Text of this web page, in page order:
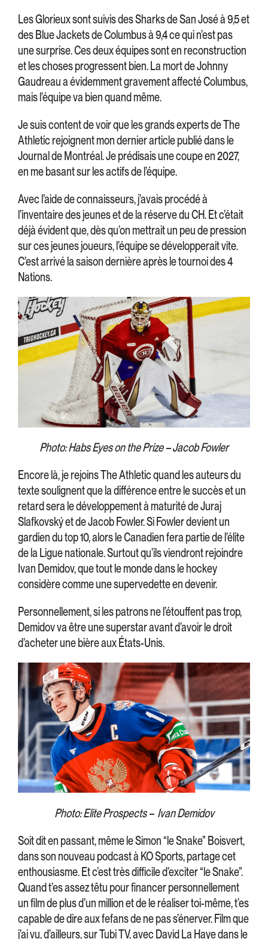
Les Glorieux sont suivis des Sharks de San José à 9,5 et
des Blue Jackets de Columbus à 9,4 ce qui n’est pas
une surprise. Ces deux équipes sont en reconstruction
et les choses progressent bien. La mort de Johnny
Gaudreau a évidemment gravement affecté Columbus,
mais l’équipe va bien quand même.
Je suis content de voir que les grands experts de The
Athletic rejoignent mon dernier article publié dans le
Journal de Montréal. Je prédisais une coupe en 2027,
en me basant sur les actifs de l’équipe.
Avec l’aide de connaisseurs, j’avais procédé à
l’inventaire des jeunes et de la réserve du CH. Et c’était
déjà évident que, dès qu’on mettrait un peu de pression
sur ces jeunes joueurs, l’équipe se développerait vite.
C’est arrivé la saison dernière après le tournoi des 4
Nations.
Photo: Habs Eyes on the Prize – Jacob Fowler
Encore là, je rejoins The Athletic quand les auteurs du
texte soulignent que la différence entre le succès et un
retard sera le développement à maturité de Juraj
Slafkovský et de Jacob Fowler. Si Fowler devient un
gardien du top 10, alors le Canadien fera partie de l’élite
de la Ligue nationale. Surtout qu’ils viendront rejoindre
Ivan Demidov, que tout le monde dans le hockey
considère comme une supervedette en devenir.
Personnellement, si les patrons ne l’étouffent pas trop,
Demidov va être une superstar avant d’avoir le droit
d’acheter une bière aux États-Unis.
Photo: Elite Prospects – Ivan Demidov
Soit dit en passant, même le Simon “le Snake” Boisvert,
dans son nouveau podcast à KO Sports, partage cet
enthousiasme. Et c’est très difficile d’exciter “le Snake”.
Quand t’es assez têtu pour financer personnellement
un film de plus d’un million et de le réaliser toi-même, t’es
capable de dire aux fefans de ne pas s’énerver. Film que
j’ai vu, d’ailleurs, sur Tubi TV, avec David La Haye dans le